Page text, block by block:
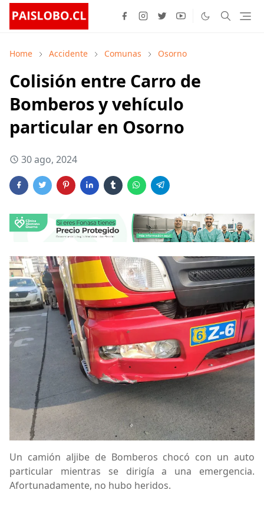
Home Accidente Comunas Osorno
Colisión entre Carro de
Bomberos y vehículo
particular en Osorno
30 ago, 2024
Un camión aljibe de Bomberos chocó con un auto
particular mientras se dirigía a una emergencia.
Afortunadamente, no hubo heridos.